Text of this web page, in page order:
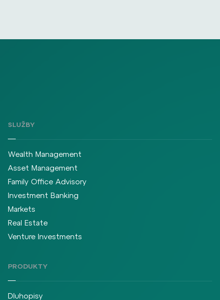
SLUŽBY
Wealth Management
Asset Management
Family Office Advisory
Investment Banking
Markets
Real Estate
Venture Investments
PRODUKTY
Dluhopisy